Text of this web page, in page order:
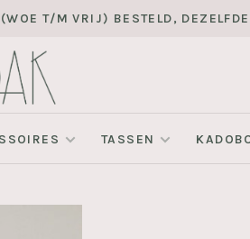
T/M VRIJ) BESTELD,
TASSEN